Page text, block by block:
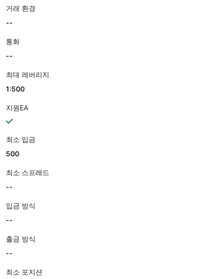
거래 환경
--
통화
--
최대 레버리지
1:500
지원EA
최소 입금
500
최소 스프레드
--
입금 방식
--
출금 방식
--
최소 포지션